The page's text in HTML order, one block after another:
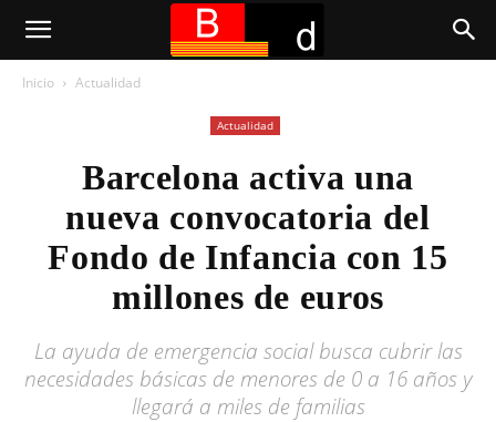
Inicio Actualidad
Actualidad
Barcelona activa una
nueva convocatoria del
Fondo de Infancia con 15
millones de euros
La ayuda de emergencia social busca cubrir las
necesidades básicas de menores de 0 a 16 años y
llegará a miles de familias